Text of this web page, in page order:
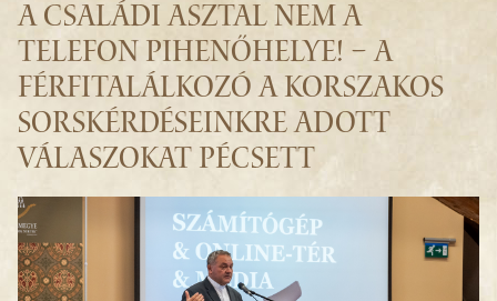
A CSALÁDI ASZTAL NEM A
TELEFON PIHENŐHELYE! – A
FÉRFITALÁLKOZÓ A KORSZAKOS
SORSKÉRDÉSEINKRE ADOTT
VÁLASZOKAT PÉCSETT